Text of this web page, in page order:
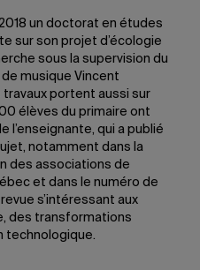
un doctorat en études
sur son projet d’écologie
sous la supervision du
musique Vincent
travaux portent aussi sur
élèves du primaire ont
l’enseignante, qui a publié
notamment dans la
des associations de
et dans le numéro de
revue s’intéressant aux
des transformations
technologique.